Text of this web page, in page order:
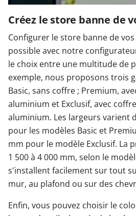
Créez le store banne de
Configurer le store banne de
possible avec notre
le choix entre une multitude de
exemple, nous proposons trois
Basic, sans coffre ; Premium,
aluminium et Exclusif, avec
aluminium. Les largeurs varient
pour les modèles Basic et
mm pour le modèle Exclusif. La
1 500 à 4 000 mm, selon le
s'installent facilement sur tout
mur, au plafond ou sur des
Enfin, vous pouvez choisir le